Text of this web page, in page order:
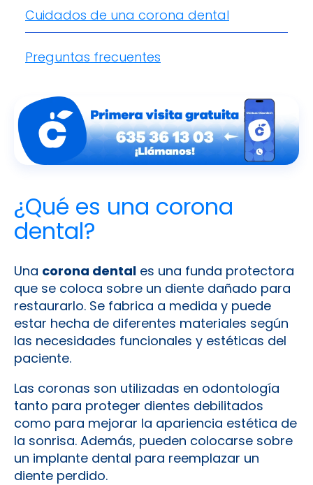
¿Qué es una corona
dental?
Una corona dental es una funda protectora
que se coloca sobre un diente dañado para
restaurarlo. Se fabrica a medida y puede
estar hecha de diferentes materiales según
las necesidades funcionales y estéticas del
paciente.
Las coronas son utilizadas en odontología
tanto para proteger dientes debilitados
como para mejorar la apariencia estética de
la sonrisa. Además, pueden colocarse sobre
un implante dental para reemplazar un
diente perdido.
Cuidados de una corona dental
Preguntas frecuentes